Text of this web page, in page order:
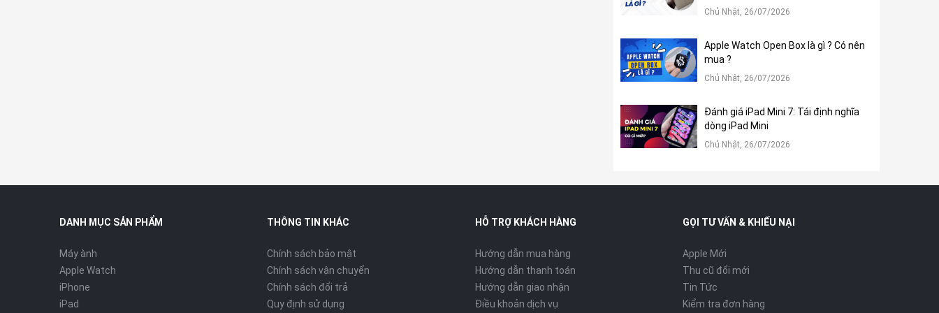
iMac M1 2021 sở hữu màn hình 24 inch với độ phân giải Retina 4.5K giúp mang lại hình ảnh sắc nét đến từng chi tiết với
hơn 11.3 triệu điểm ảnh. Viền màn hình được thiết kế nhỏ gọn hơn, tối ưu hóa không gian hiển thị và tạo ra một trải
nghiệm tuyệt vời.
Chủ Nhật, 26/07/2026
Apple Watch Open Box là gì ? Có nên
mua ?
Chủ Nhật, 26/07/2026
Đánh giá iPad Mini 7: Tái định nghĩa
dòng iPad Mini
Chủ Nhật, 26/07/2026
DANH MỤC SẢN PHẨM
Máy ành
Apple Watch
iPhone
iPad
THÔNG TIN KHÁC
Chính sách bảo mật
Chính sách vận chuyển
Chính sách đổi trả
Quy định sử dụng
HỖ TRỢ KHÁCH HÀNG
Hướng dẫn mua hàng
Hướng dẫn thanh toán
Hướng dẫn giao nhận
Điều khoản dịch vụ
GỌI TƯ VẤN & KHIẾU NẠI
Apple Mới
Thu cũ đổi mới
Tin Tức
Kiểm tra đơn hàng